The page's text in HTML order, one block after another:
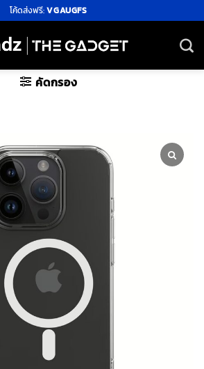
โค้ดส่งฟรี:VGAUGFS
คัดกรอง